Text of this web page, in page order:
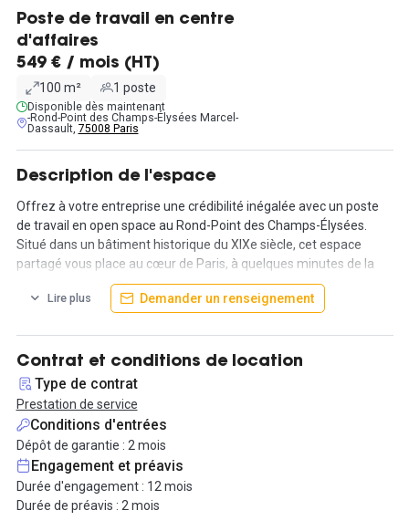
Poste de travail en centre
d'affaires
549 € / mois (HT)
100 m² 1 poste
Disponible dès maintenant
-Rond-Point des Champs-Élysées Marcel-
Dassault, 75008 Paris
Description de l'espace
Offrez à votre entreprise une crédibilité inégalée avec un poste
de travail en open space au Rond-Point des Champs-Élysées.
Situé dans un bâtiment historique du XIXe siècle, cet espace
partagé vous place au cœur de Paris, à quelques minutes de la
tour Eiffel, des Invalides et de la place de la Concorde.
Recevez vos clients et collaborateurs dans un cadre raffiné,
bénéficiant d'un intérieur spacieux, d'un café intégré et d'une
terrasse accueillante. La proximité immédiate du métro et des
navettes vers les aéroports de Paris facilite vos déplacements et
ceux de vos visiteurs. De plus, l'emplacement est desservi par
plusieurs lignes de transport en commun, rendant l'accès encore
plus pratique.
Équipements de l'open space :
Lire plus Demander un renseignement
Contrat et conditions de location
Type de contrat
Prestation de service
Conditions d'entrées
Dépôt de garantie : 2 mois
Engagement et préavis
Durée d'engagement : 12 mois
Durée de préavis : 2 mois